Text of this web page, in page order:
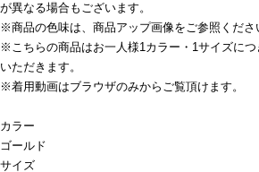
が異なる場合もございます。
※商品の色味は、商品アップ画像をご参照くださ
※こちらの商品はお一人様1カラー・1サイズに
いただきます。
※着用動画はブラウザのみからご覧頂けます。
カラー
ゴールド
サイズ